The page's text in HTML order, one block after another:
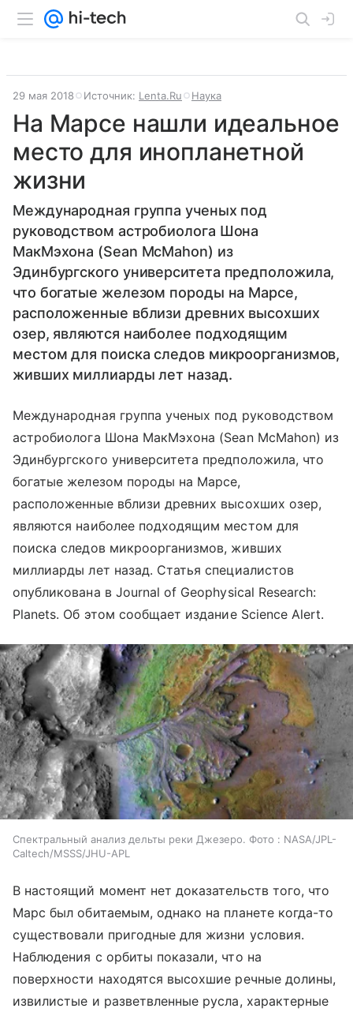
29 мая 2018 Источник: Lenta.Ru Наука
На Марсе нашли идеальное
место для инопланетной
жизни
Международная группа ученых под
руководством астробиолога Шона
МакМэхона (Sean McMahon) из
Эдинбургского университета предположила,
что богатые железом породы на Марсе,
расположенные вблизи древних высохших
озер, являются наиболее подходящим
местом для поиска следов микроорганизмов,
живших миллиарды лет назад.
Международная группа ученых под руководством
астробиолога Шона МакМэхона (Sean McMahon) из
Эдинбургского университета предположила, что
богатые железом породы на Марсе,
расположенные вблизи древних высохших озер,
являются наиболее подходящим местом для
поиска следов микроорганизмов, живших
миллиарды лет назад. Статья специалистов
опубликована в Journal of Geophysical Research:
Planets. Об этом сообщает издание Science Alert.
Спектральный анализ дельты реки Джезеро. Фото : NASA/JPL-
Caltech/MSSS/JHU-APL
В настоящий момент нет доказательств того, что
Марс был обитаемым, однако на планете когда-то
существовали пригодные для жизни условия.
Наблюдения с орбиты показали, что на
поверхности находятся высохшие речные долины,
извилистые и разветвленные русла, характерные